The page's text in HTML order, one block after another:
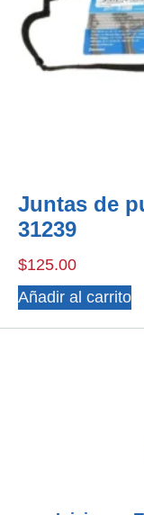
Juntas de
31239
$125.00
Añadir al carrito